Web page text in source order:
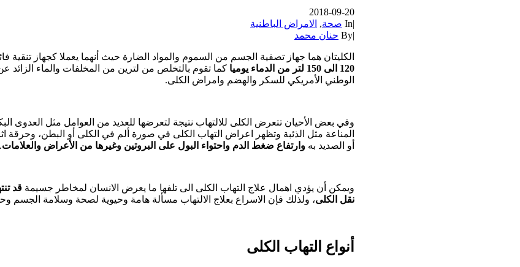
2018-09-20
|
In صحة, الامراض الباطنية
|
By حنان محمد
الكليتان هما جهاز تصفية الجسم من السموم والمواد الضارة حيث أنهما يعملا كجهاز تنقية
120 الى 150 لتر من الدماء يوميا
كما تقوم بالتخلص من لترين من المخلفات والماء
الوطني الأمريكي للسكر والهضم وامراض الكلى.
وفي بعض الأحيان تتعرض الكلى للالتهاب نتيجة لتعرضها للعديد من العوامل مثل العدوى
المناعة مثل الذئبة وتظهر اعراض التهاب الكلى في صورة ألم في الكلى أو البطن، وحرقة
أو الصديد به وارتفاع ضغط الدم واحتواء البول على البروتين وغيرها من الأعراض والعلامات.
ويمكن أن يؤدي اهمال علاج التهاب الكلى الى تلفها ما يعرض الانسان لمخاطر جسيمة قد
نقل الكلى، ولذلك فإن الاسراع بعلاج الالتهاب مسألة هامة وحيوية لصحة وسلامة الجسم
أنواع التهاب الكلى